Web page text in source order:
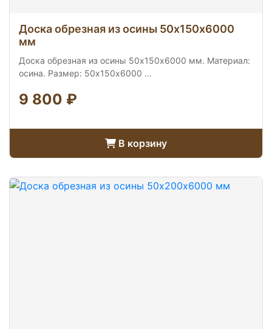
Доска обрезная из осины 50х150х6000
мм
Доска обрезная из осины 50х150х6000 мм. Материал:
осина. Размер: 50х150х6000 ...
9 800 ₽
В корзину